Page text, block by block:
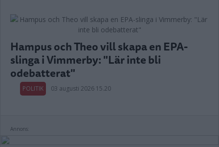
Hampus och Theo vill skapa en EPA-
slinga i Vimmerby: "Lär inte bli
odebatterat"
POLITIK 03 augusti 2026 15.20
Annons: